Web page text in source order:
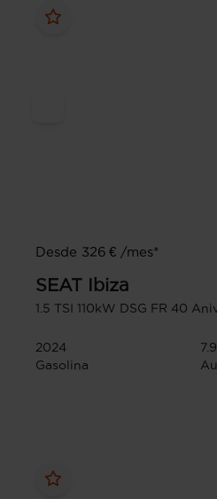
Desde 326 € /mes*
SEAT
Ibiza
1.5 TSI 110kW DSG FR 40
2024
Gasolina